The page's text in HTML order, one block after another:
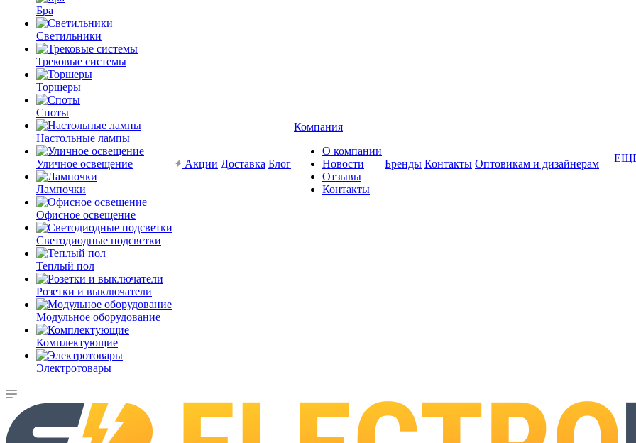
Бра
Светильники
Трековые системы
Торшеры
Споты
Настольные лампы
Уличное освещение
Лампочки
Офисное освещение
Светодиодные подсветки
Теплый пол
Розетки и выключатели
Модульное оборудование
Комплектующие
Электротовары
Акции Доставка Блог
Компания
О компании
Новости
Отзывы
Контакты
Бренды Контакты Оптовикам и дизайнерам +